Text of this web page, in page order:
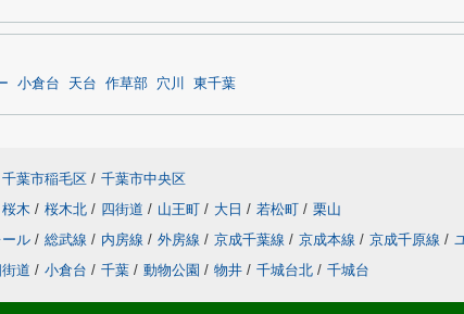
小倉台 天台 作草部 穴川 東千葉
千葉市稲毛区 / 千葉市中央区
桜木 / 桜木北 / 四街道 / 山王町 / 大日 / 若松町 / 栗山
ル / 総武線 / 内房線 / 外房線 / 京成千葉線 / 京成本線 / 京成千原線 /
街道 / 小倉台 / 千葉 / 動物公園 / 物井 / 千城台北 / 千城台